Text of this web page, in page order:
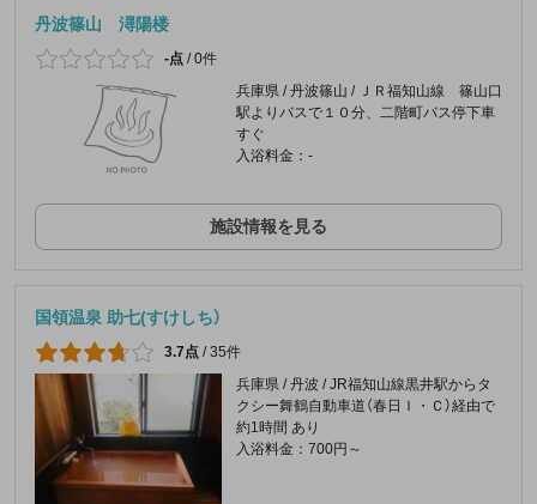
丹波篠山 潯陽楼
-点 /0件
兵庫県 / 丹波篠山 / ＪＲ福知山線 篠山口
駅よりバスで１０分、二階町バス停下車
すぐ
入浴料金：-
施設情報を見る
国領温泉 助七(すけしち）
3.7点 /35件
兵庫県 / 丹波 / JR福知山線黒井駅からタ
クシー舞鶴自動車道（春日Ｉ・Ｃ）経由で
約1時間 あり
入浴料金：700円～